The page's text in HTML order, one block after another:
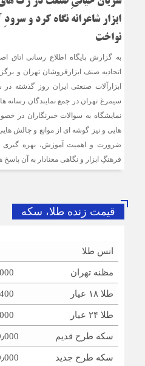
ابزار شاعرانه نگاه کرد و
نواخت
به گزارش پایگاه اطلاع رسانی اتاق
اتحادیه صنف ابزارفروشان تهران و
ابزارآلات صنعتی ایران روز گذشته
سیمرغ تهران در جمع نمایندگان رسانه
نمایشگاه به سوالات خبرنگاران در
هایی و نیز گوشه ای از موانع و چالش
ضرورت و اهمیت آموزش، بهره گیری
فرهنگِ ابزار و نگاهی معنادار به آن پاسخ
قیمت زنده طلا، سکه
انس طلا
مظنه تهران
طلا ۱۸ عیار
طلا ۲۴ عیار
سکه طرح قدیم
سکه طرح جدید